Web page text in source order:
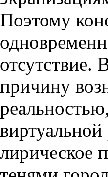
Поэтому
отсутствие.
причину
лирическое